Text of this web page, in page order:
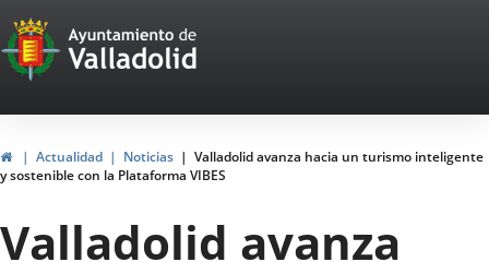
Portal
Web
del
Ayuntamiento
de
Valladolid
InicioActualidad Noticias
Valladolid avanza hacia un turismo inteligente
y sostenible con la Plataforma VIBES
Valladolid avanza